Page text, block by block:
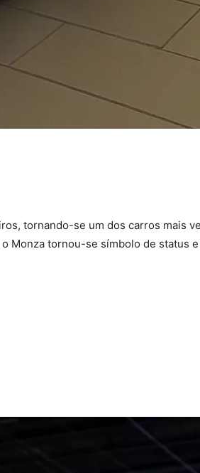
tornando-se um dos carros mais
Monza tornou-se símbolo de status